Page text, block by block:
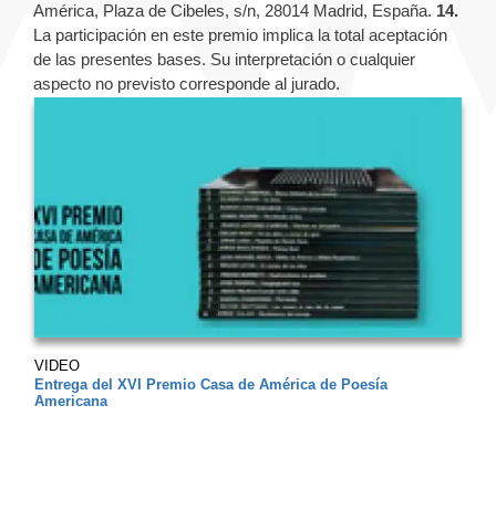
América, Plaza de Cibeles, s/n, 28014 Madrid, España. 14.
La participación en este premio implica la total aceptación
de las presentes bases. Su interpretación o cualquier
aspecto no previsto corresponde al jurado.
VIDEO
Entrega del XVI Premio Casa de América de Poesía
Americana